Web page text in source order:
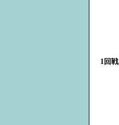
1回戦